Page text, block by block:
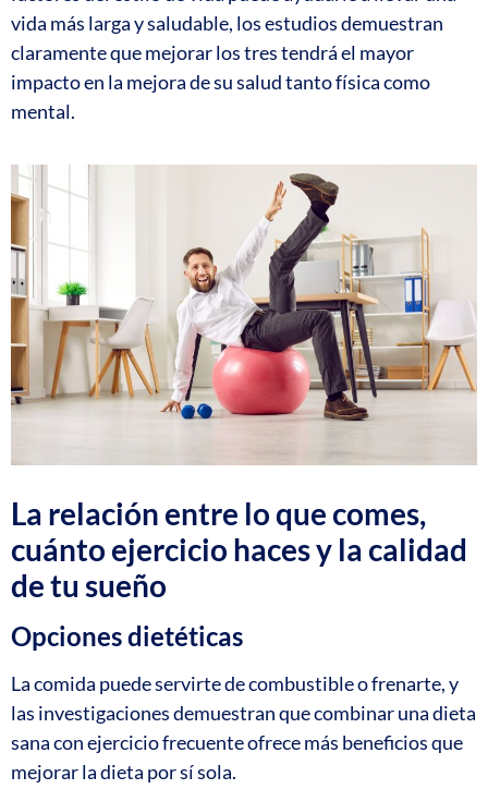
vida más larga y saludable, los estudios demuestran
claramente que mejorar los tres tendrá el mayor
impacto en la mejora de su salud tanto física como
mental.
La relación entre lo que comes,
cuánto ejercicio haces y la calidad
de tu sueño
Opciones dietéticas
La comida puede servirte de combustible o frenarte, y
las investigaciones demuestran que combinar una dieta
sana con ejercicio frecuente ofrece más beneficios que
mejorar la dieta por sí sola.